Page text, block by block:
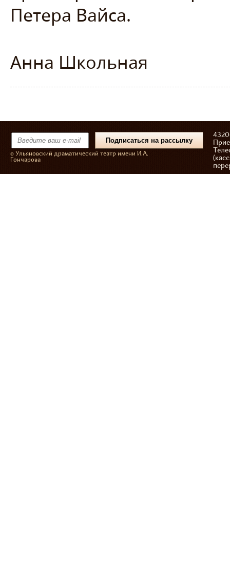
Петера Вайса.
Анна Школьная
© Ульяновский драматический театр имени И.А.
Гончарова